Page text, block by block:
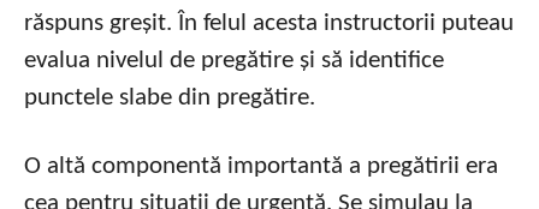
răspuns greșit. În felul acesta instructorii puteau
evalua nivelul de pregătire și să identifice
punctele slabe din pregătire.
O altă componentă importantă a pregătirii era
cea pentru situații de urgență. Se simulau la